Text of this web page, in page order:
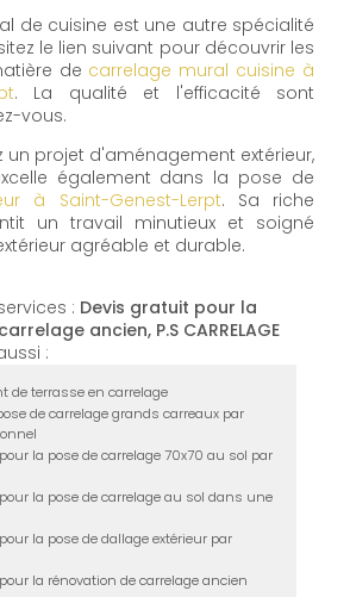
de cuisine est une autre spécialité
le lien suivant pour découvrir les
de carrelage mural cuisine à
. La qualité et l'efficacité sont
vous.
un projet d'aménagement extérieur,
également dans la pose de
à Saint-Genest-Lerpt. Sa riche
un travail minutieux et soigné
agréable et durable.
: Devis gratuit pour la
ancien, P.S CARRELAGE
:
de terrasse en carrelage
de carrelage grands carreaux par
la pose de carrelage 70x70 au sol par
la pose de carrelage au sol dans une
la pose de dallage extérieur par
la rénovation de carrelage ancien